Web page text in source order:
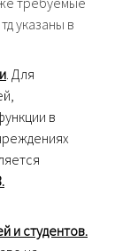
указаны в
. Для
в
и студентов.